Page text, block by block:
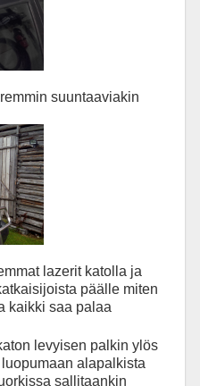
suuntaaviakin
lazerit katolla ja
päälle miten
kaikki saa palaa
levyisen palkin ylös
alapalkista
sallitaankin